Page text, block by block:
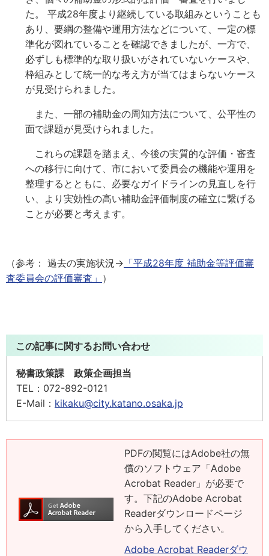
た。 平成28年度より継続している取組みということも
あり、要綱の整備や運用方法などについて、一定の標
準化が図れていることを確認できましたが、一方で、
必ずしも標準的な取り扱いがされていないケースや、
枠組みとして統一的な考え方が当てはまらないケース
が見受けられました。
また、一部の補助金の周知方法について、公平性の
面で課題が見受けられました。
これらの課題を踏まえ、今後の実質的な評価・審査
への移行に向けて、市において委員会の機能や運用を
整理するとともに、必要なガイドラインの見直しを行
い、より実効性の高い補助金評価制度の確立に繋げる
ことが必要と考えます。
（参考： 過去の実施状況→ 「平成28年度 補助金等評価審
査委員会の評価審査」 ）
この記事に関するお問い合わせ
秘書政策課 政策企画担当
TEL： 072-892-0121
E-Mail： kikaku@city.katano.osaka.jp
PDFの閲覧にはAdobe社の無
償のソフトウェア「Adobe
Acrobat Reader」が必要で
す。下記のAdobe Acrobat
Readerダウンロードページ
から入手してください。
Adobe Acrobat Readerダウ